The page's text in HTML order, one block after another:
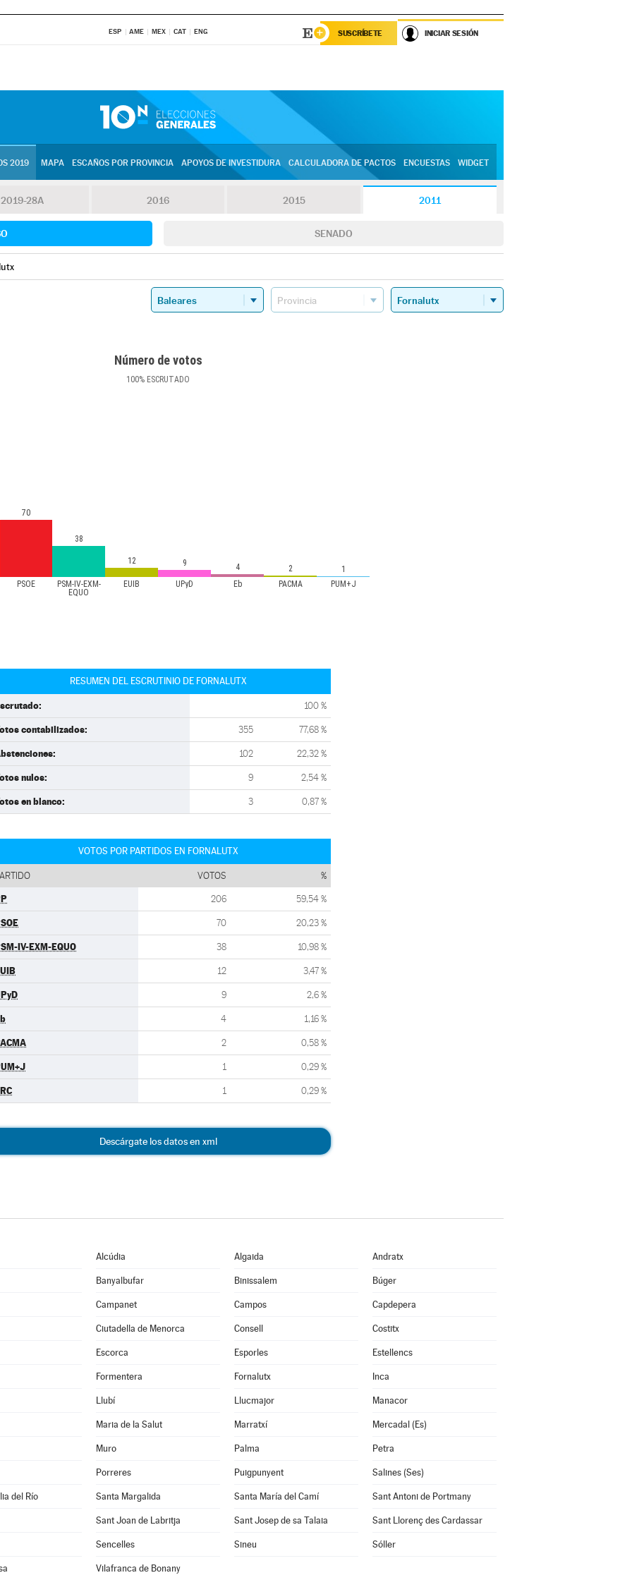
ESP AME MEX CAT ENG SUSCRÍBETE INICIAR SESIÓN
2019 MAPA ESCAÑOS POR PROVINCIA APOYOS DE INVESTIDURA CALCULADORA DE PACTOS ENCUESTAS WIDGET
2019-28A 2016 2015 2011
SENADO
Número de votos
100% ESCRUTADO
PSOE
PSM-IV-EXM-
EQUO
EUIB UPyD Eb PACMA PUM+J
70
38
12 9 4 2 1
RESUMEN DEL ESCRUTINIO DE FORNALUTX
100 %
contabilizados: 355 77,68 %
102 22,32 %
nulos: 9 2,54 %
en blanco: 3 0,87 %
VOTOS POR PARTIDOS EN FORNALUTX
VOTOS %
206 59,54 %
70 20,23 %
IV-EXM-EQUO 38 10,98 %
12 3,47 %
9 2,6 %
4 1,16 %
2 0,58 %
1 0,29 %
1 0,29 %
Descárgate los datos en xml
Alcúdia Algaida Andratx
Banyalbufar Binissalem Búger
Campanet Campos Capdepera
Ciutadella de Menorca Consell Costitx
Escorca Esporles Estellencs
Formentera Fornalutx Inca
Llubí Llucmajor Manacor
Maria de la Salut Marratxí Mercadal (Es)
Muro Palma Petra
Porreres Puigpunyent Salines (Ses)
del Río Santa Margalida Santa María del Camí Sant Antoni de Portmany
Sant Joan de Labritja Sant Josep de sa Talaia Sant Llorenç des Cardassar
Sencelles Sineu Sóller
Vilafranca de Bonany